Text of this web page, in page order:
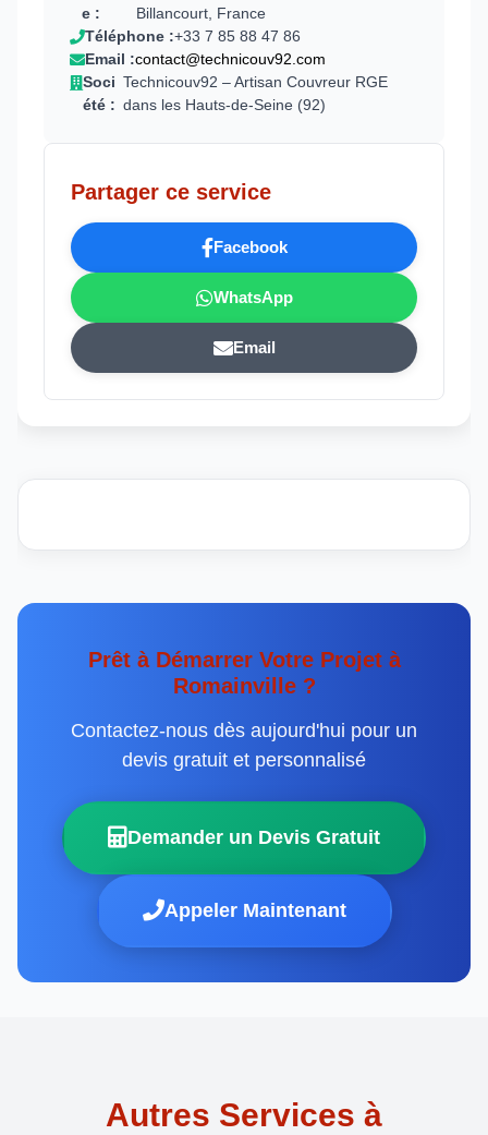
e :
Billancourt, France
Téléphone :+33 7 85 88 47 86
Email :contact@technicouv92.com
Soci
été :
Technicouv92 – Artisan Couvreur RGE
dans les Hauts-de-Seine (92)
Partager ce service
Facebook
WhatsApp
Email
Prêt à Démarrer Votre Projet à
Romainville ?
Contactez-nous dès aujourd'hui pour un
devis gratuit et personnalisé
Demander un Devis Gratuit
Appeler Maintenant
Autres Services à